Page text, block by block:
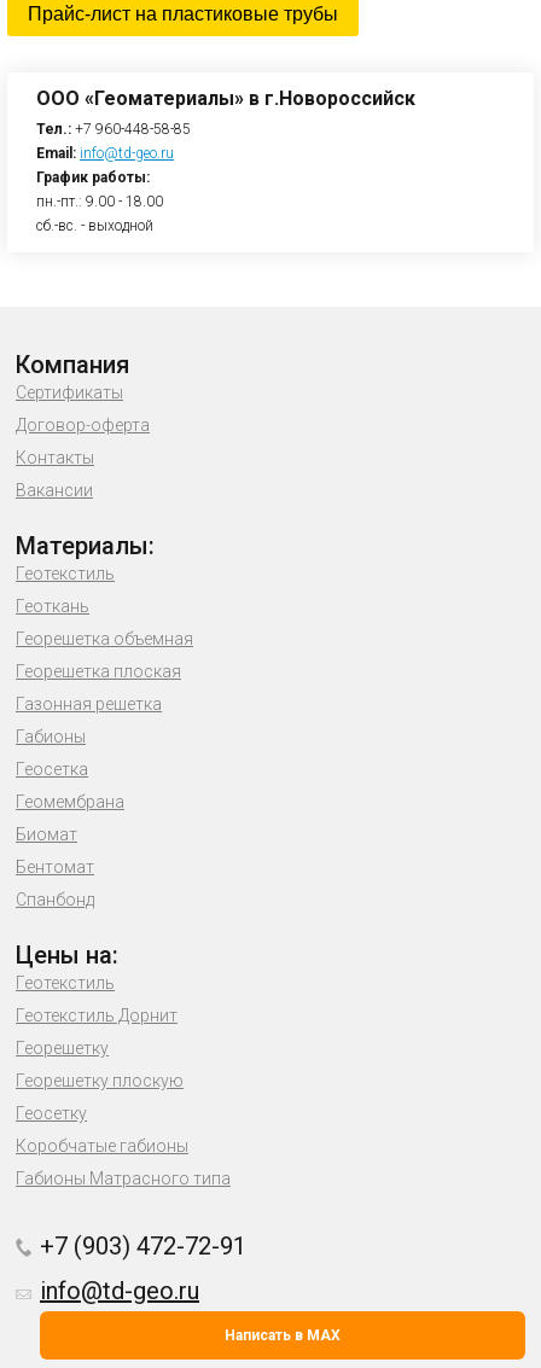
Прайс-лист на пластиковые трубы
ООО «Геоматериалы» в г.Новороссийск
Тел.: +7 960-448-58-85
Email: info@td-geo.ru
График работы:
пн.-пт.: 9.00 - 18.00
сб.-вс. - выходной
Компания
Сертификаты
Договор-оферта
Контакты
Вакансии
Материалы:
Геотекстиль
Геоткань
Георешетка объемная
Георешетка плоская
Газонная решетка
Габионы
Геосетка
Геомембрана
Биомат
Бентомат
Спанбонд
Цены на:
Геотекстиль
Геотекстиль Дорнит
Георешетку
Георешетку плоскую
Геосетку
Коробчатые габионы
Габионы Матрасного типа
+7 (903) 472-72-91
info@td-geo.ru
Написать в MAX